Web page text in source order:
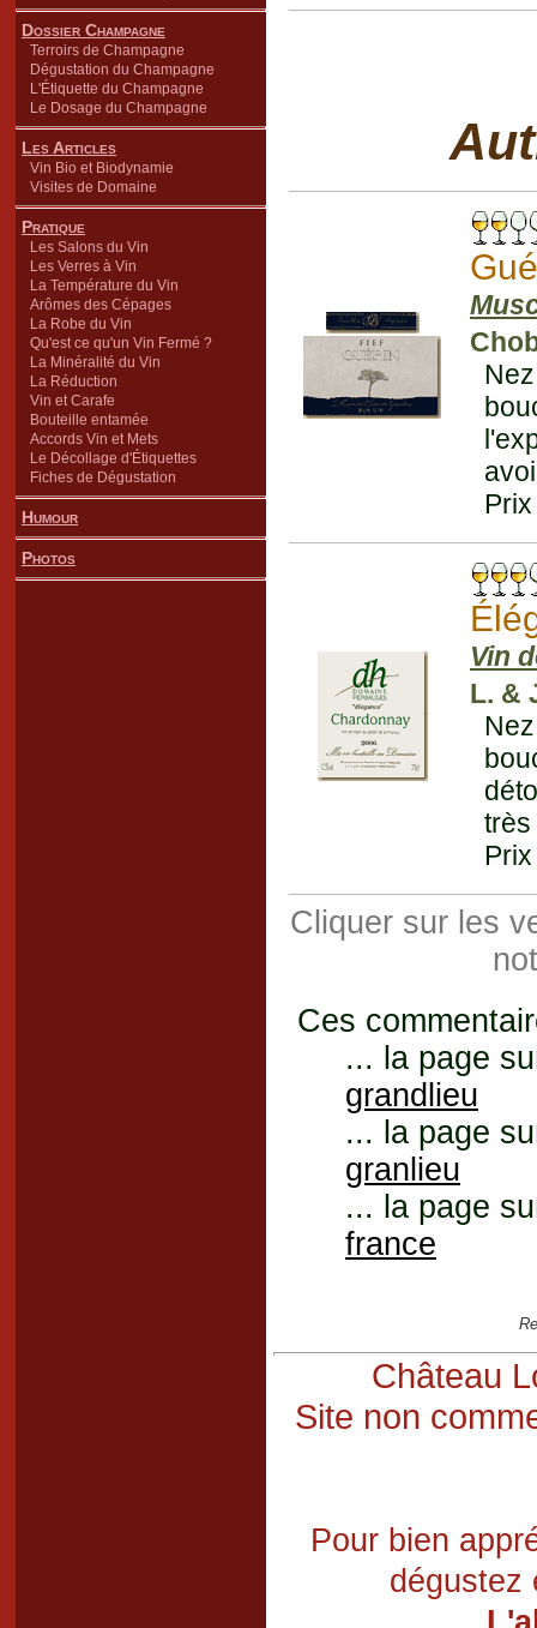
Dossier Champagne
Terroirs de Champagne
Dégustation du Champagne
L'Étiquette du Champagne
Le Dosage du Champagne
Les Articles
Vin Bio et Biodynamie
Visites de Domaine
Pratique
Les Salons du Vin
Les Verres à Vin
La Température du Vin
Arômes des Cépages
La Robe du Vin
Qu'est ce qu'un Vin Fermé ?
La Minéralité du Vin
La Réduction
Vin et Carafe
Bouteille entamée
Accords Vin et Mets
Le Décollage d'Étiquettes
Fiches de Dégustation
Humour
Photos
Vin
L. &
très
Cliquer sur les
Ces
... la page
grandlieu
... la page
granlieu
... la page
france
Château
Site non
Pour bien
dégustez